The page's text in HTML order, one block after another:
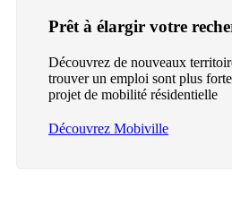
Prêt à élargir votre
Découvrez de nouveaux
trouver un emploi sont plus
projet de mobilité résidentielle
Découvrez Mobiville